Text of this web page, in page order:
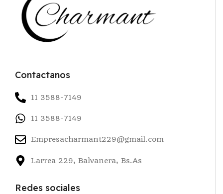
Contactanos
11 3588-7149
11 3588-7149
Empresacharmant229@gmail.com
Larrea 229, Balvanera, Bs.As
Redes sociales